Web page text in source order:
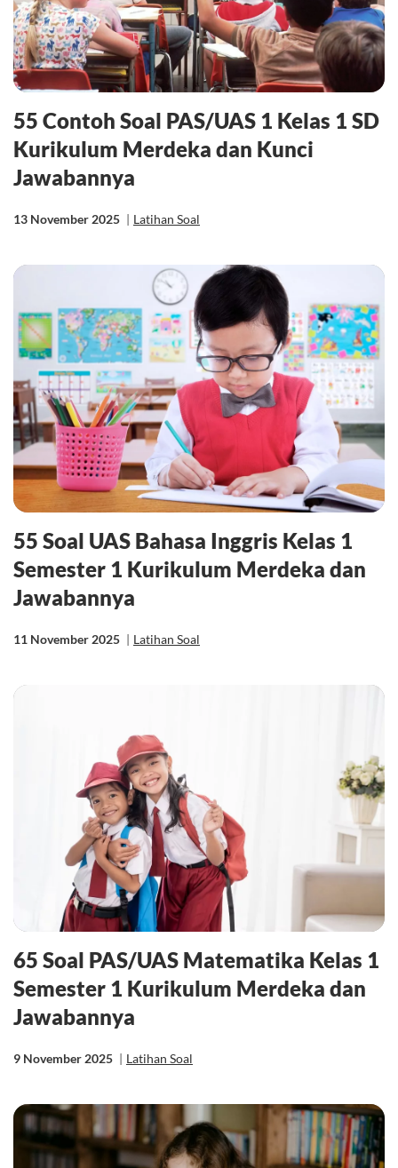
55 Contoh Soal PAS/UAS 1 Kelas 1 SD
Kurikulum Merdeka dan Kunci
Jawabannya
13 November 2025 | Latihan Soal
55 Soal UAS Bahasa Inggris Kelas 1
Semester 1 Kurikulum Merdeka dan
Jawabannya
11 November 2025 | Latihan Soal
65 Soal PAS/UAS Matematika Kelas 1
Semester 1 Kurikulum Merdeka dan
Jawabannya
9 November 2025 | Latihan Soal